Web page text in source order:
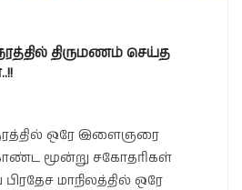
திருமணம் செய்த
ஒரே இளைஞரை
மூன்று சகோதரிகள்
மாநிலத்தில் ஒரே